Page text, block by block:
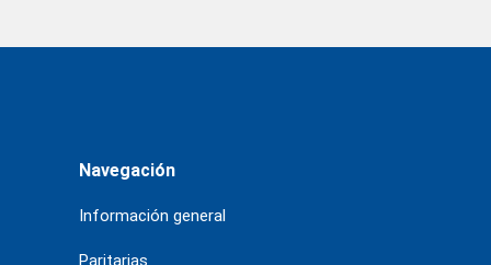
Navegación
Información general
Paritarias